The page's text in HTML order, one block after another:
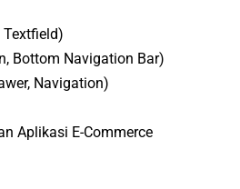
Textfield)
Bottom Navigation Bar)
Navigation)
Aplikasi E-Commerce